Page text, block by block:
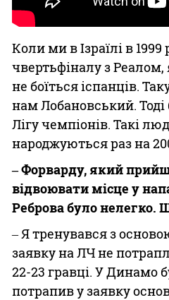
Коли ми в Ізраїлі в
чвертьфіналу з
не боїться іспанців.
нам Лобановський.
Лігу чемпіонів. Такі
народжуються раз на
‒ Форварду, який
відвоювати місце у
Реброва було нелегко.
‒ Я тренувався з
заявку на ЛЧ не
22-23 гравці. У Динамо
потрапив у заявку